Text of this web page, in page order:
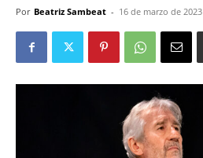
Por Beatriz Sambeat - 16 de marzo de 2023